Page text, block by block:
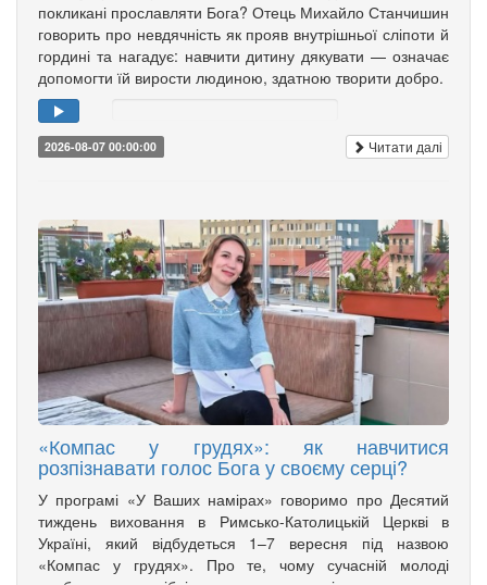
покликані прославляти Бога? Отець Михайло Станчишин
говорить про невдячність як прояв внутрішньої сліпоти й
гордині та нагадує: навчити дитину дякувати — означає
допомогти їй вирости людиною, здатною творити добро.
2026-08-07 00:00:00 Читати далі
«Компас у грудях»: як навчитися
розпізнавати голос Бога у своєму серці?
У програмі «У Ваших намірах» говоримо про Десятий
тиждень виховання в Римсько-Католицькій Церкві в
Україні, який відбудеться 1–7 вересня під назвою
«Компас у грудях». Про те, чому сучасній молоді